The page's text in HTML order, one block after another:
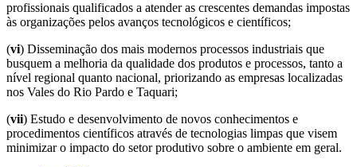
profissionais qualificados a atender as crescentes demandas impostas
às organizações pelos avanços tecnológicos e científicos;
(vi) Disseminação dos mais modernos processos industriais que
busquem a melhoria da qualidade dos produtos e processos, tanto a
nível regional quanto nacional, priorizando as empresas localizadas
nos Vales do Rio Pardo e Taquari;
(vii) Estudo e desenvolvimento de novos conhecimentos e
procedimentos científicos através de tecnologias limpas que visem
minimizar o impacto do setor produtivo sobre o ambiente em geral.